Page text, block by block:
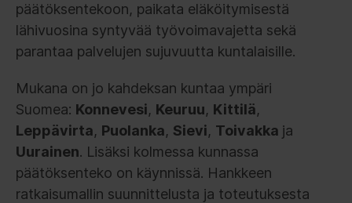
päätöksentekoon, paikata eläköitymisestä
lähivuosina syntyvää työvoimavajetta sekä
parantaa palvelujen sujuvuutta kuntalaisille.
Mukana on jo kahdeksan kuntaa ympäri
Suomea: Konnevesi, Keuruu, Kittilä,
Leppävirta, Puolanka, Sievi, Toivakka ja
Uurainen. Lisäksi kolmessa kunnassa
päätöksenteko on käynnissä. Hankkeen
ratkaisumallin suunnittelusta ja toteutuksesta